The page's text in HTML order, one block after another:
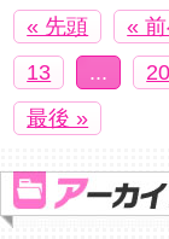
« 先頭 «
13
... 20
最後 »